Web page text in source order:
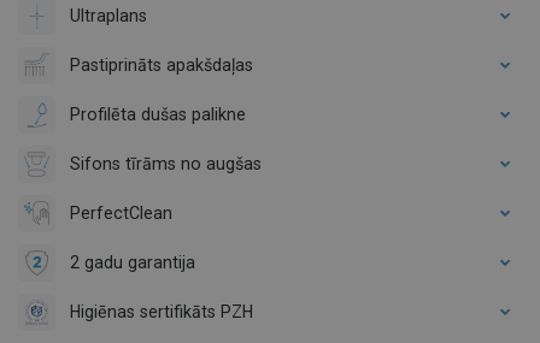
Ultraplans
Pastiprināts apakšdaļas
Profilēta dušas palikne
Sifons tīrāms no augšas
PerfectClean
2 gadu garantija
Higiēnas sertifikāts PZH